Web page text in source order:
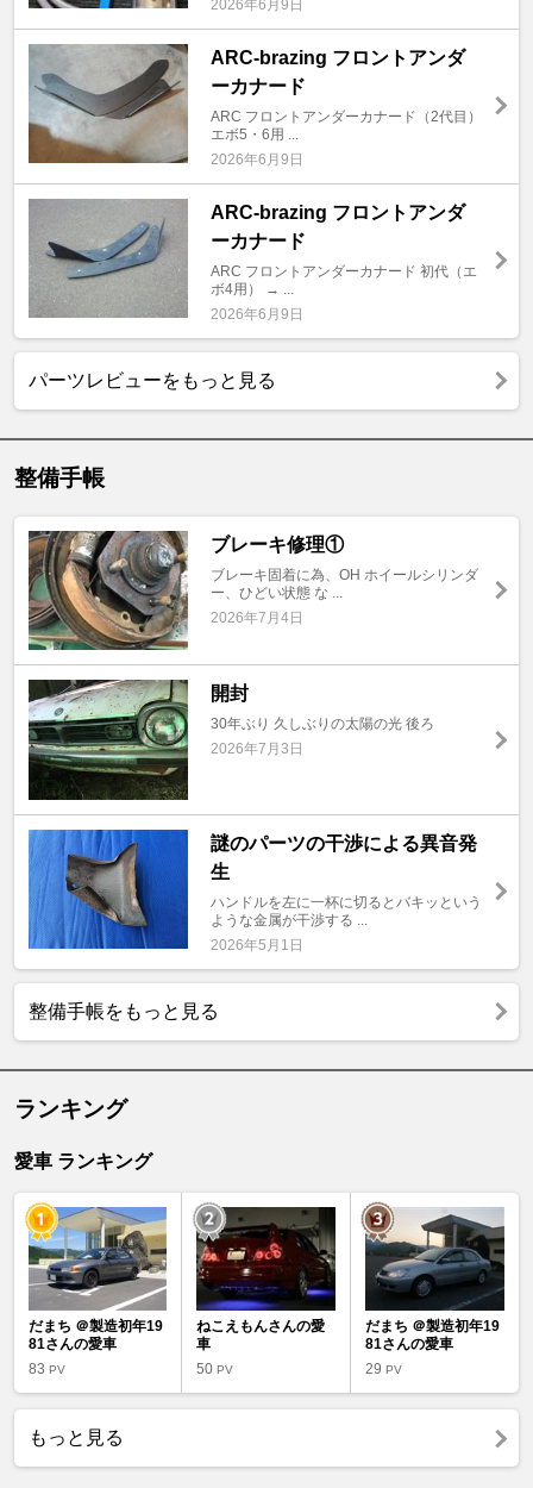
2026年6月9日
ARC-brazing フロントアンダ
ーカナード
ARC フロントアンダーカナード（2代目）
エボ5・6用 ...
2026年6月9日
ARC-brazing フロントアンダ
ーカナード
ARC フロントアンダーカナード 初代（エ
ボ4用） → ...
2026年6月9日
パーツレビューをもっと見る
整備手帳
ブレーキ修理①
ブレーキ固着に為、OH ホイールシリンダ
ー、ひどい状態 な ...
2026年7月4日
開封
30年ぶり 久しぶりの太陽の光 後ろ
2026年7月3日
謎のパーツの干渉による異音発
生
ハンドルを左に一杯に切るとバキッという
ような金属が干渉する ...
2026年5月1日
整備手帳をもっと見る
ランキング
愛車 ランキング
だまち ＠製造初年19
81さんの愛車
83 PV
ねこえもんさんの愛
車
50PV
だまち ＠製造初年19
81さんの愛車
29 PV
もっと見る